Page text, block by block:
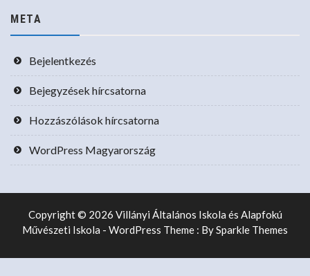
META
Bejelentkezés
Bejegyzések hírcsatorna
Hozzászólások hírcsatorna
WordPress Magyarország
Copyright © 2026 Villányi Általános Iskola és Alapfokú
Művészeti Iskola - WordPress Theme : BySparkle Themes